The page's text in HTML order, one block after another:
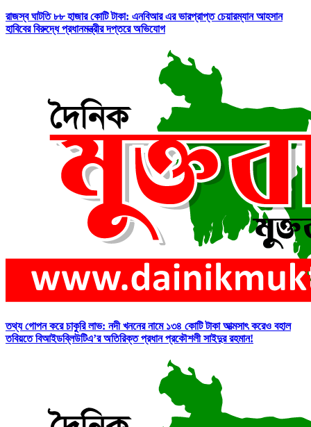
রাজস্ব ঘাটতি ৮৮ হাজার কোটি টাকা: এনবিআর এর ভারপ্রাপ্ত চেয়ারম্যান আহসান
হাবিবের বিরুদ্ধে প্রধানমন্ত্রীর দপ্তরে অভিযোগ
তথ্য গোপন করে চাকুরি লাভ: নদী খননের নামে ১৩৪ কোটি টাকা আত্মসাৎ করেও বহাল
তবিয়তে বিআইডব্লিউটিএ’র অতিরিক্ত প্রধান প্রকৌশলী সাইদুর রহমান!